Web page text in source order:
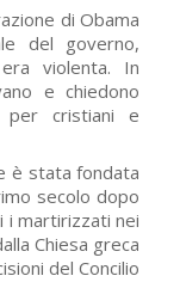
di Obama
del governo,
violenta. In
e chiedono
cristiani e
è stata fondata
secolo dopo
i martirizzati nei
Chiesa greca
del Concilio